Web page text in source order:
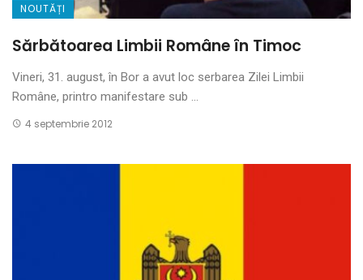
NOUTĂȚI
Sărbătoarea Limbii Române în Timoc
Vineri, 31. august, în Bor a avut loc serbarea Zilei Limbii
Române, printro manifestare sub ...
4 septembrie 2012